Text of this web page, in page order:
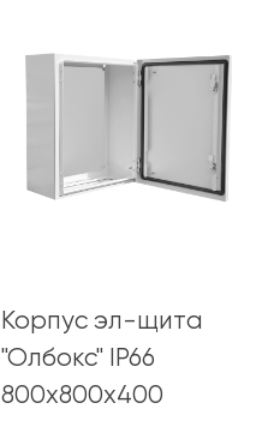
Корпус эл-щита
"Олбокс" IP66
800х800х400